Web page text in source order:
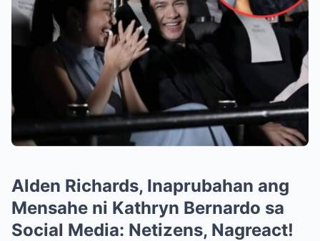
Alden Richards, Inaprubahan ang
Mensahe ni Kathryn Bernardo sa
Social Media: Netizens, Nagreact!